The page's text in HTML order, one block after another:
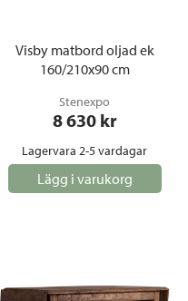
Visby matbord oljad ek
160/210x90 cm
Stenexpo
8 630 kr
Lagervara 2-5 vardagar
Lägg i varukorg